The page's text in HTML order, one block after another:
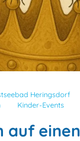
Heringsdorf
Kinder-Events
auf einen